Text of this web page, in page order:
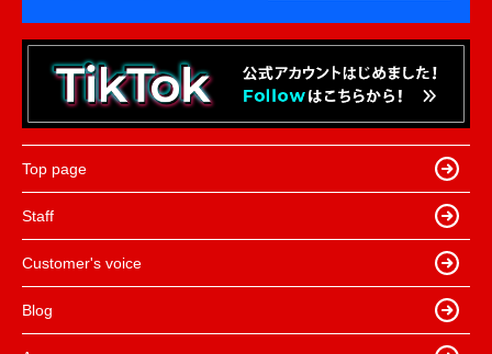
Top page
Staff
Customer's voice
Blog